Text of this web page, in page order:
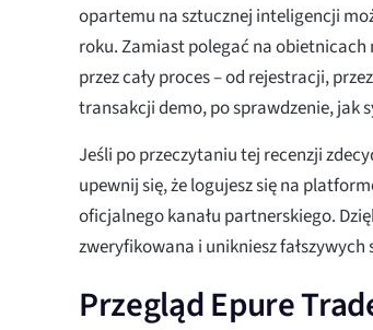
opartemu na sztucznej inteligencji
roku. Zamiast polegać na
przez cały proces – od rejestracji,
transakcji demo, po sprawdzenie, jak
Jeśli po przeczytaniu tej recenzji
upewnij się, że logujesz się na
oficjalnego kanału partnerskiego.
zweryfikowana i unikniesz fałszywych
Przegląd Epure